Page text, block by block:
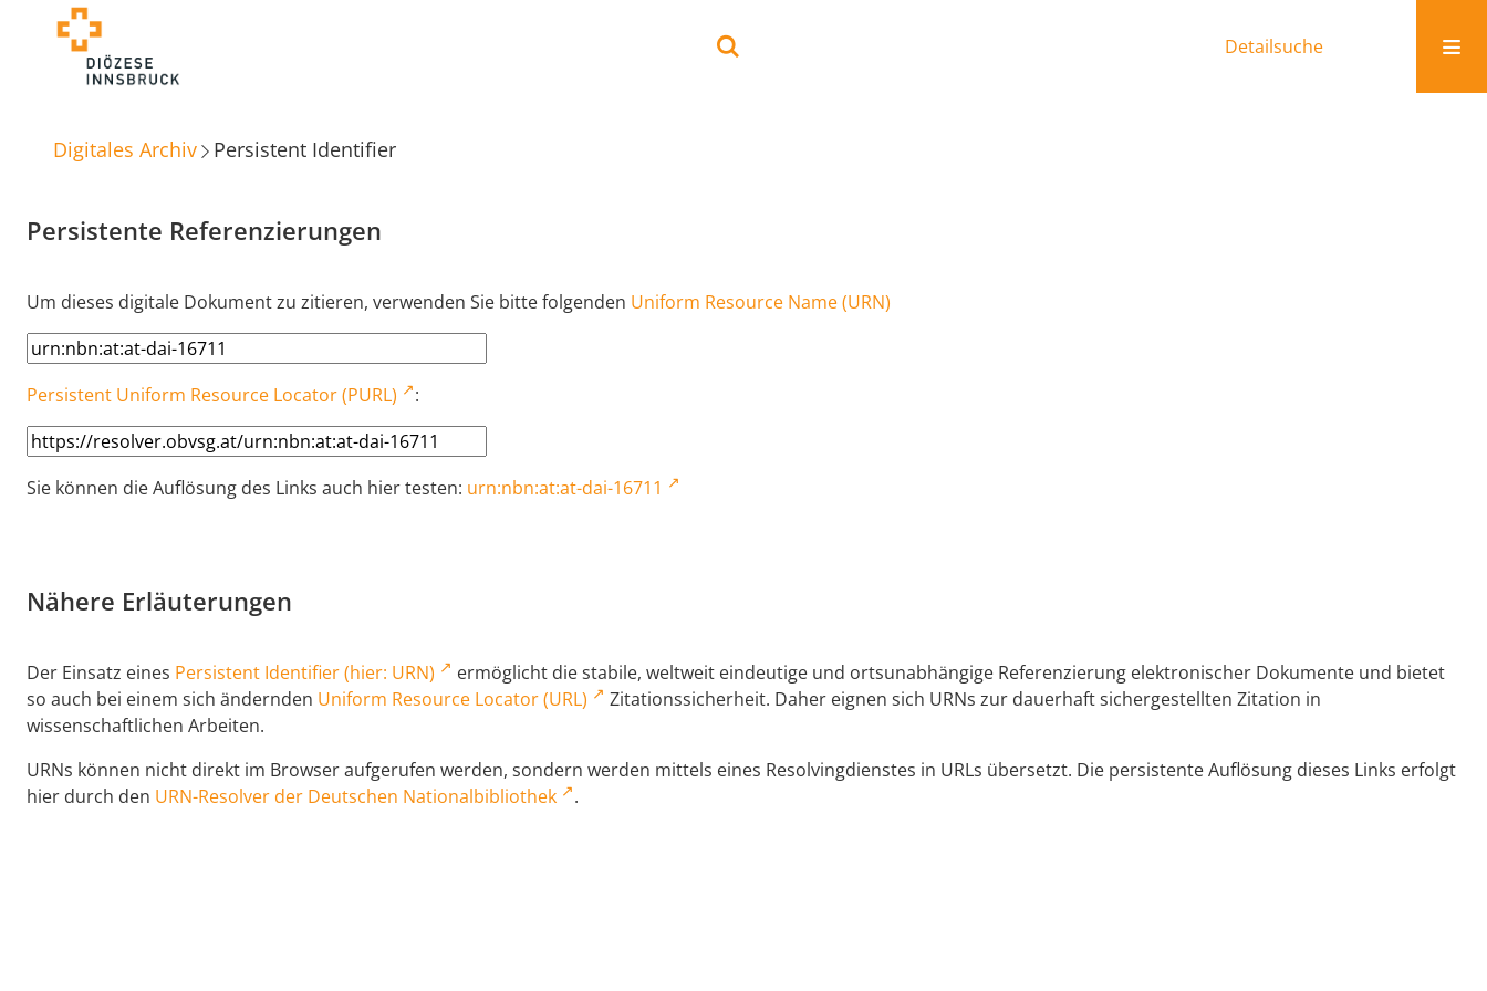
Detailsuche
Digitales Archiv Persistent Identifier
Persistente Referenzierungen
Um dieses digitale Dokument zu zitieren, verwenden Sie bitte folgenden Uniform Resource Name (URN)
Persistent Uniform Resource Locator (PURL) :
Sie können die Auflösung des Links auch hier testen: urn:nbn:at:at-dai-16711
Nähere Erläuterungen
Der Einsatz eines Persistent Identifier (hier: URN)
ermöglicht die stabile, weltweit eindeutige und ortsunabhängige Referenzierung elektronischer Dokumente und bietet
so auch bei einem sich ändernden Uniform Resource Locator (URL)
Zitationssicherheit. Daher eignen sich URNs zur dauerhaft sichergestellten Zitation in
wissenschaftlichen Arbeiten.
URNs können nicht direkt im Browser aufgerufen werden, sondern werden mittels eines Resolvingdienstes in URLs übersetzt. Die persistente Auflösung dieses Links erfolgt
hier durch den URN-Resolver der Deutschen Nationalbibliothek .